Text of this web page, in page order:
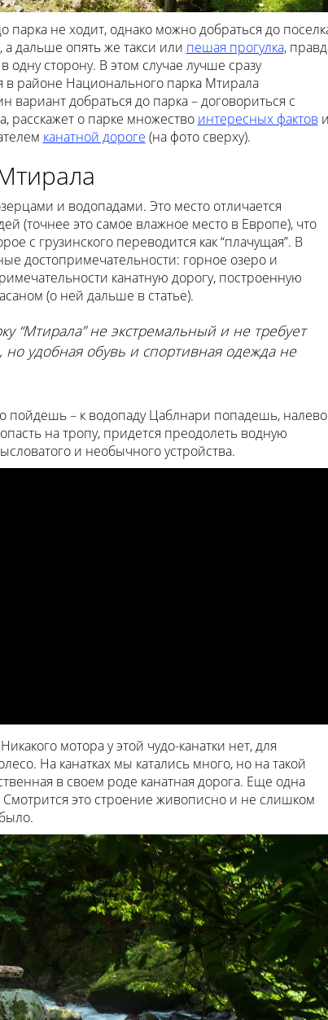
не ходит, однако можно добраться до
а дальше опять же такси или пешая прогулка,
сторону. В этом случае лучше сразу
в районе Национального парка Мтирала
добраться до парка – договориться с
расскажет о парке множество интересных фактов
канатной дороге (на фото сверху).
и водопадами. Это место отличается
(точнее это самое влажное место в Европе), что
с грузинского переводится как “плачущая”. В
достопримечательности: горное озеро и
канатную дорогу, построенную
(о ней дальше в статье).
“Мтирала” не экстремальный и не требует
удобная обувь и спортивная одежда не
пойдешь – к водопаду Цаблнари попадешь, налево
на тропу, придется преодолеть водную
и необычного устройства.
мотора у этой чудо-канатки нет, для
На канатках мы катались много, но на такой
в своем роде канатная дорога. Еще одна
это строение живописно и не слишком